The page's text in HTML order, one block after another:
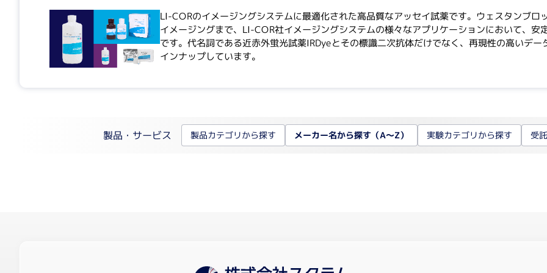
LI-CORのイメージングシステムに最適化された高品質なアッセイ試薬です。ウェスタンブ
イメージングまで、LI-COR社イメージングシステムの様々なアプリケーションにおいて、安
です。代名詞である近赤外蛍光試薬IRDyeとその標識二次抗体だけでなく、再現性の高いデ
インナップしています。
製品・サービス 製品カテゴリから探す メーカー名から探す（A～Z） 実験カテゴリから探す 受